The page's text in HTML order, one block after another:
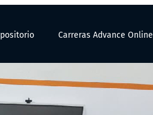
Carreras Advance Online